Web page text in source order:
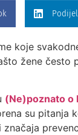
koje
žene često
(Ne)poznato o
su pitanja